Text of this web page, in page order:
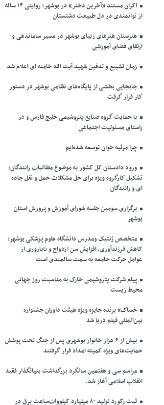
اکران مستند «آخرین دختر» در بوشهر؛ روایتی ۱۴ ساله
از توانمندی در دل طبیعت دشتستان
هنرستان هنرهای زیبای بوشهر در مسیر ساماندهی و
ارتقای فضای آموزشی
زمان تشییع و تدفین شهید آیت الله خامنه ای اعلام شد
جابجایی بخشی از پایگاه‌های نظامی بوشهر در دستور
کار قرار گرفت
با حمایت گروه صنایع پتروشیمی خلیج فارس و در
راستای مسئولیت اجتماعی
چرا مرثیه خوان توسعه شده‌ایم
ورود دادستان کل کشور به موضوع مطالبات رانندگان؛
تشکیل کارگروه ویژه برای حل مشکلات حمل و نقل جاده
ای و رانندگان
برگزاری سومین جلسه شورای آموزش و پرورش استان
بوشهر
متخصص ژنتیک ومدرس دانشگاه علوم پزشکی بوشهر:
کاهش فرزندآوری، افزایش سن ازدواج و ناباروری از
عوامل حرکت جامعه به سمت سالمندی است
پیام شرکت پتروشیمی خارک به مناسبت روز جهانی
محیط زیست
خساک» برنده جایزه ویژه هیئت داوران جشنواره
بین‌المللی فیلم دریا شد
بیش از ۶ هزار خانوار بوشهری پس از جنگ تحت پوشش
حمایت‌های ویژه کمیته امداد قرار گرفتند
مراسم سی و هفتمین سالگرد بزرگداشت بنیانگذار فقید
انقلاب اسلامی آغاز شد.
ثبت رکورد تولید ۸۰ میلیارد کیلووات‌ساعت برق در